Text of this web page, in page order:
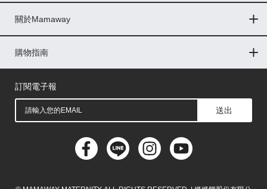
印尼
菲律賓
馬來西亞
關於Mamaway
門市據點
最新消息
品牌故事
人力招募
媒體花絮
隱私權聲明
CSR企業社會責任
購物指南
購物常見問題
退換貨問題
儲值金使用條款
購買儲值金
發票問題
會員權益
線上留言
吸乳器-免費體驗
訂閱電子報
送出